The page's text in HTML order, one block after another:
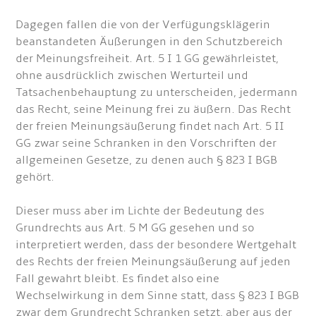
Dagegen fallen die von der Verfügungsklägerin
beanstandeten Äußerungen in den Schutzbereich
der Meinungsfreiheit. Art. 5 I 1 GG gewährleistet,
ohne ausdrücklich zwischen Werturteil und
Tatsachenbehauptung zu unterscheiden, jedermann
das Recht, seine Meinung frei zu äußern. Das Recht
der freien Meinungsäußerung findet nach Art. 5 II
GG zwar seine Schranken in den Vorschriften der
allgemeinen Gesetze, zu denen auch § 823 I BGB
gehört.
Dieser muss aber im Lichte der Bedeutung des
Grundrechts aus Art. 5 M GG gesehen und so
interpretiert werden, dass der besondere Wertgehalt
des Rechts der freien Meinungsäußerung auf jeden
Fall gewahrt bleibt. Es findet also eine
Wechselwirkung in dem Sinne statt, dass § 823 I BGB
zwar dem Grundrecht Schranken setzt, aber aus der